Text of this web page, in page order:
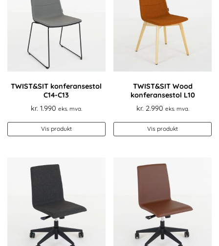
TWIST&SIT konferansestol
C14-C13
kr. 1.990 eks. mva.
Vis produkt
TWIST&SIT Wood
konferansestol L10
kr. 2.990 eks. mva.
Vis produkt